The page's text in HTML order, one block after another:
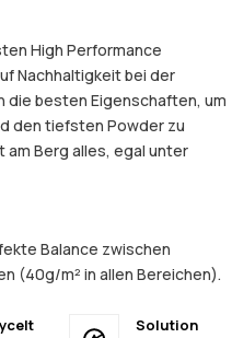
High Performance
Nachhaltigkeit bei der
die besten Eigenschaften, um
den tiefsten Powder zu
Berg alles, egal unter
Balance zwischen
(40g/m² in allen Bereichen).
Solution